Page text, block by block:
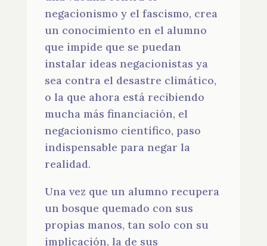
negacionismo y el fascismo, crea
un conocimiento en el alumno
que impide que se puedan
instalar ideas negacionistas ya
sea contra el desastre climático,
o la que ahora está recibiendo
mucha más financiación, el
negacionismo científico, paso
indispensable para negar la
realidad.
Una vez que un alumno recupera
un bosque quemado con sus
propias manos, tan solo con su
implicación, la de sus